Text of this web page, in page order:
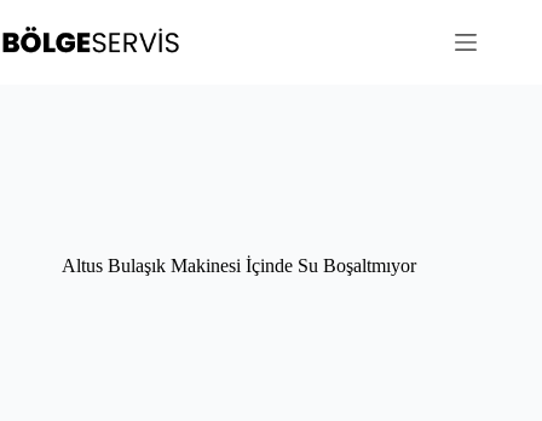
to
content
Altus Bulaşık Makinesi İçinde Su Boşaltmıyor